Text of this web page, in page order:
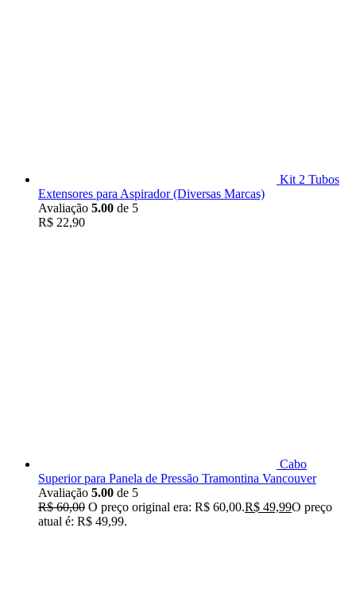
Kit 2 Tubos
Extensores para Aspirador (Diversas Marcas)
Avaliação 5.00 de 5
R$ 22,90
Cabo
Superior para Panela de Pressão Tramontina Vancouver
Avaliação 5.00 de 5
R$60,00 O preço original era: R$ 60,00.R$ 49,99O preço
atual é: R$ 49,99.